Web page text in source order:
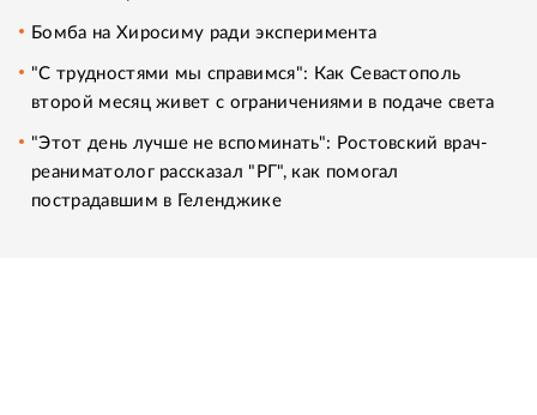
Бомба на Хиросиму ради эксперимента
"С трудностями мы справимся": Как Севастополь
второй месяц живет с ограничениями в подаче света
"Этот день лучше не вспоминать": Ростовский врач-
реаниматолог рассказал "РГ", как помогал
пострадавшим в Геленджике